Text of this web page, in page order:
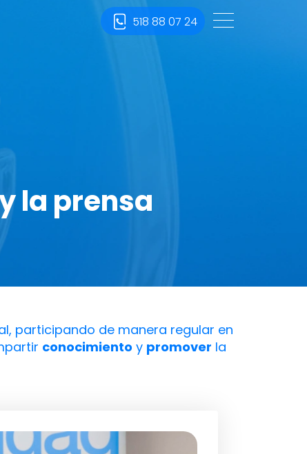
518 88 07 24
la prensa
participando de manera regular en
conocimiento y promover la